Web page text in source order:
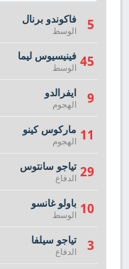
5 فاكوندو برنال
الوسط
45 فينيسيوس ليما
الوسط
9 ايفرالدو
الهجوم
11 ماركوس كينو
الهجوم
29 تياجو سانتوس
الدفاع
10 باولو غانسو
الوسط
3 تياجو سيلفا
الدفاع